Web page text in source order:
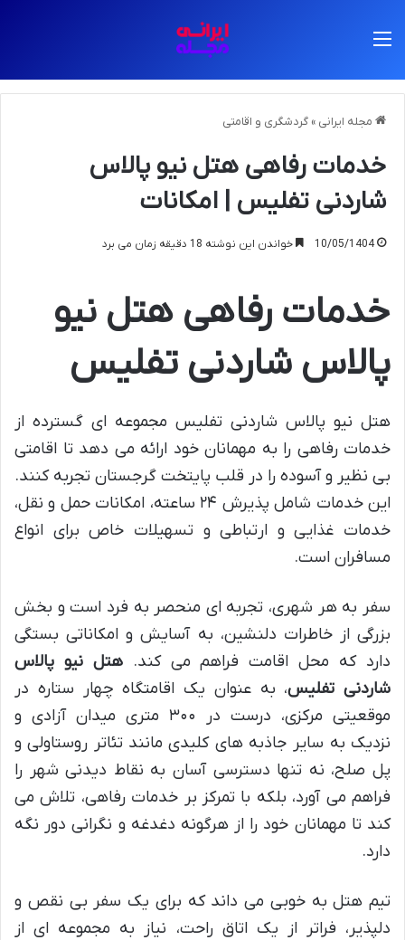
مجله ایرانی » گردشگری و اقامتی
خدمات رفاهی هتل نیو پالاس
شاردنی تفلیس | امکانات
10/05/1404 خواندن این نوشته 18 دقیقه زمان می برد
خدمات رفاهی هتل نیو
پالاس شاردنی تفلیس
هتل نیو پالاس شاردنی تفلیس مجموعه ای گسترده از
خدمات رفاهی را به مهمانان خود ارائه می دهد تا اقامتی
بی نظیر و آسوده را در قلب پایتخت گرجستان تجربه کنند.
این خدمات شامل پذیرش ۲۴ ساعته، امکانات حمل و نقل،
خدمات غذایی و ارتباطی و تسهیلات خاص برای انواع
مسافران است.
سفر به هر شهری، تجربه ای منحصر به فرد است و بخش
بزرگی از خاطرات دلنشین، به آسایش و امکاناتی بستگی
دارد که محل اقامت فراهم می کند.هتل نیو پالاس
شاردنی تفلیس، به عنوان یک اقامتگاه چهار ستاره در
موقعیتی مرکزی، درست در ۳۰۰ متری میدان آزادی و
نزدیک به سایر جاذبه های کلیدی مانند تئاتر روستاولی و
پل صلح، نه تنها دسترسی آسان به نقاط دیدنی شهر را
فراهم می آورد، بلکه با تمرکز بر خدمات رفاهی، تلاش می
کند تا مهمانان خود را از هرگونه دغدغه و نگرانی دور نگه
دارد.
تیم هتل به خوبی می داند که برای یک سفر بی نقص و
دلپذیر، فراتر از یک اتاق راحت، نیاز به مجموعه ای از